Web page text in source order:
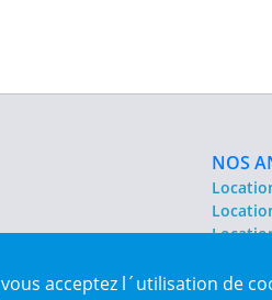
acceptez l´utilisation de
Algérie
NOS